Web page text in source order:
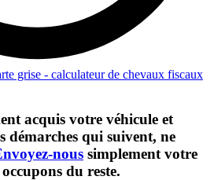
grise - calculateur de chevaux fiscaux
acquis votre véhicule et
démarches qui suivent, ne
nous simplement votre
du reste.